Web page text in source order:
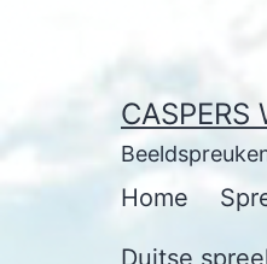
CASPERS
Home
Duitse